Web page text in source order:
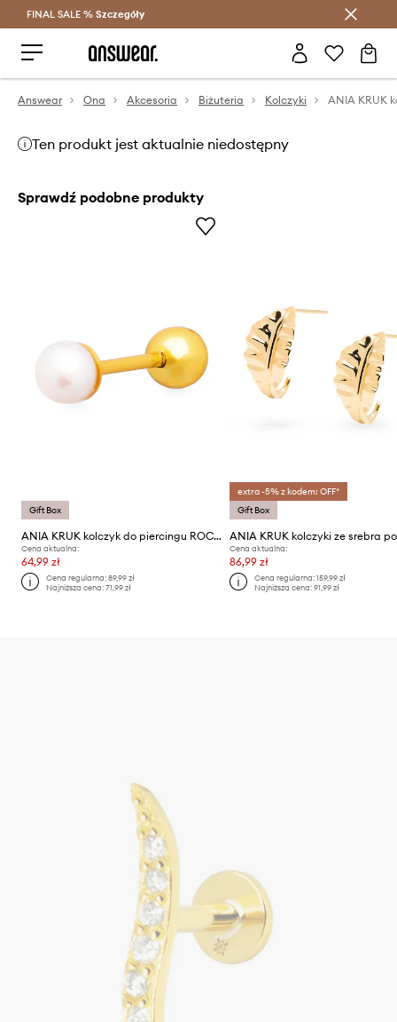
Oszczędzaj z Answear Club >
FINAL SALE % Szczegóły
Answear Ona Akcesoria Biżuteria Kolczyki
Ten produkt jest aktualnie niedostępny
Sprawdź podobne produkty
Gift Box
ANIA KRUK kolczyk do piercingu ROCK IT
Cena aktualna:
64,99 zł
Cena regularna:89,99 zł
Najniższa cena:71,99 zł
extra -5% z kodem: OFF*
Gift Box
Cena aktualna:
86,99 zł
Cena regularna: 159,99 zł
Najniższa cena: 91,99 zł